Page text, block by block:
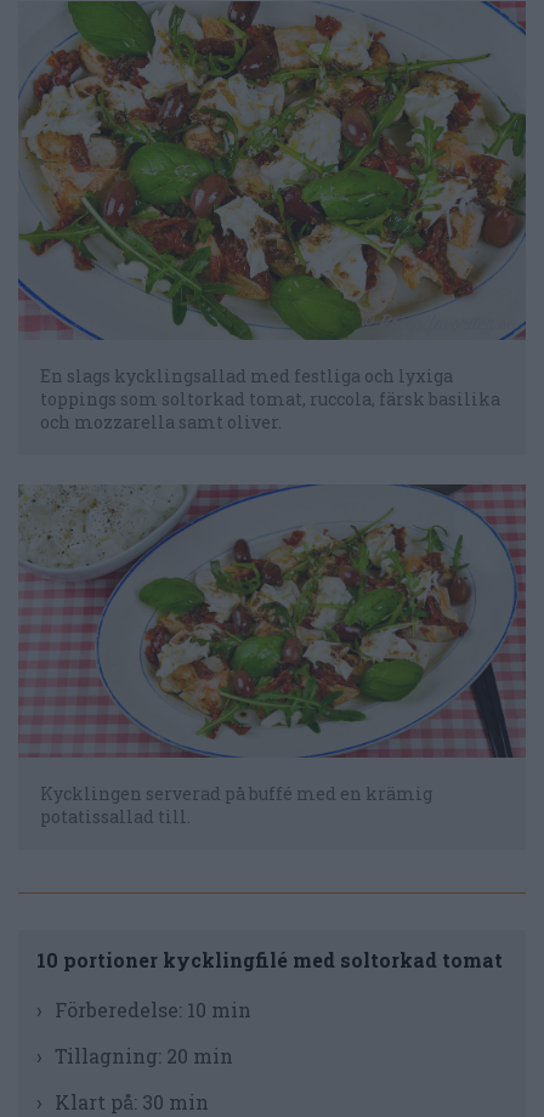
En slags kycklingsallad med festliga och lyxiga
toppings som soltorkad tomat, ruccola, färsk basilika
och mozzarella samt oliver.
Kycklingen serverad på buffé med en krämig
potatissallad till.
10 portioner kycklingfilé med soltorkad tomat
Förberedelse: 10 min
Tillagning: 20 min
Klart på: 30 min